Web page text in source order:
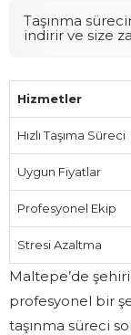
Taşınma
indirir ve size
Hizmetler
Hızlı Taşıma Süreci
Uygun Fiyatlar
Profesyonel Ekip
Stresi Azaltma
Maltepe’de
profesyonel bir
taşınma süreci